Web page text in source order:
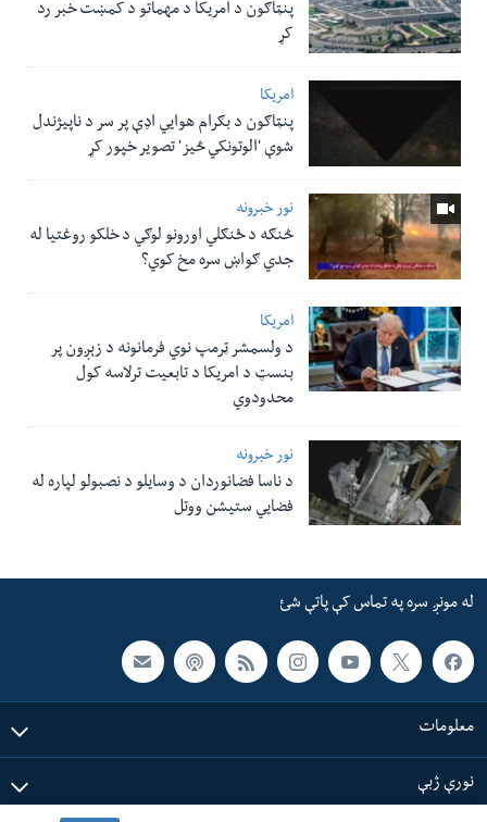
پنټاګون د امریکا د مهماتو د کمښت خبر رد
کړ
امریکا
پنټاګون د بګرام هوایي اډې پر سر د ناپيژندل
شوې 'الوتونکي څيز' تصویر خپور کړ
نور خبرونه
څنګه د ځنګلي اورونو لوګي د خلکو روغتیا له
جدي ګواښ سره مخ کوي؟
امریکا
د ولسمشر ټرمپ نوي فرمانونه د زېږون پر
بنسټ د امریکا د تابعیت ترلاسه کول
محدودوي
نور خبرونه
د ناسا فضانوردان د وسایلو د نصبولو لپاره له
فضایي ستیشن ووتل
له مونږ سره په تماس کې پاتې شئ
معلومات
نورې ژبې